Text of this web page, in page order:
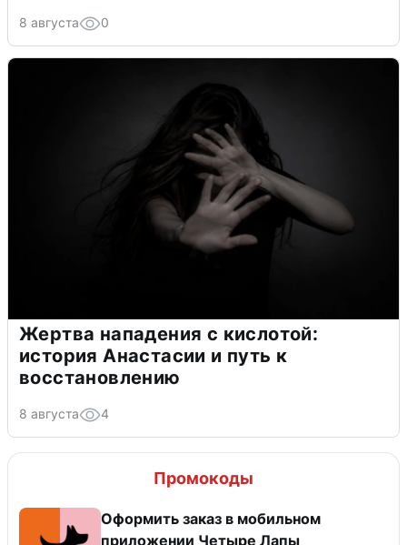
8 августа 0
Жертва нападения с кислотой:
история Анастасии и путь к
восстановлению
8 августа 4
Промокоды
Оформить заказ в мобильном
приложении Четыре Лапы